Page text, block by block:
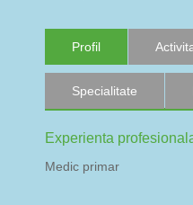
Profil
Specialitate
Experienta
Medic primar